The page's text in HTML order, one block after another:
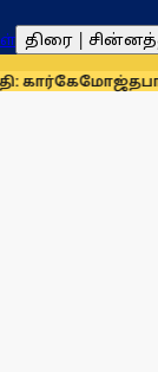
திரை |
மோஜ்தபா கமேனி